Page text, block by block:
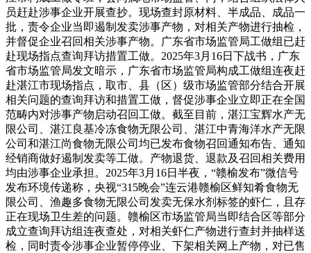
员赶赴涉事企业开展查抄。现场查封原材料、半成品、成品一
批，责令企业当即遏制发卖涉事产物，对相关产物进行抽检，
并督促企业召回相关涉事产物。广东省市场监管局工做组已赶
赴现场指点查询拜访措置工做。2025年3月16日下战书，广东
省市场监管局发文暗示，广东省市场监管局构成工做组连夜赶
赴湛江市现场指点，取市、县（区）级市场监管部分结合开展
相关问题的查询拜访和措置工做，督促涉事企业立即正在全国
范畴内对涉事产物启动召回工做。截至目前，湛江宝辉水产无
限公司、湛江良基冷冻食物无限公司、湛江中青海洋水产无限
公司和湛江尚食物无限公司均已发布食物召回通知布告、通知
经销商做好遏制发卖等工做。产物退货、退款及召回相关费用
均由涉事企业承担。2025年3月16日半夜，“赣榆发布”微信号
发布环境传递称，央视“315晚会”连云港赣榆区鲜知肴食物无
限公司、渔趣多食物无限公司发卖无保水剂标签的虾仁，且存
正在现场卫生差的问题。赣榆区市场监管局当即结合区等部分
成立查询拜访组连夜查处，对相关虾仁产物进行查封并抽样送
检，同时责令涉事企业暂停停业、下架相关网上产物，对已售